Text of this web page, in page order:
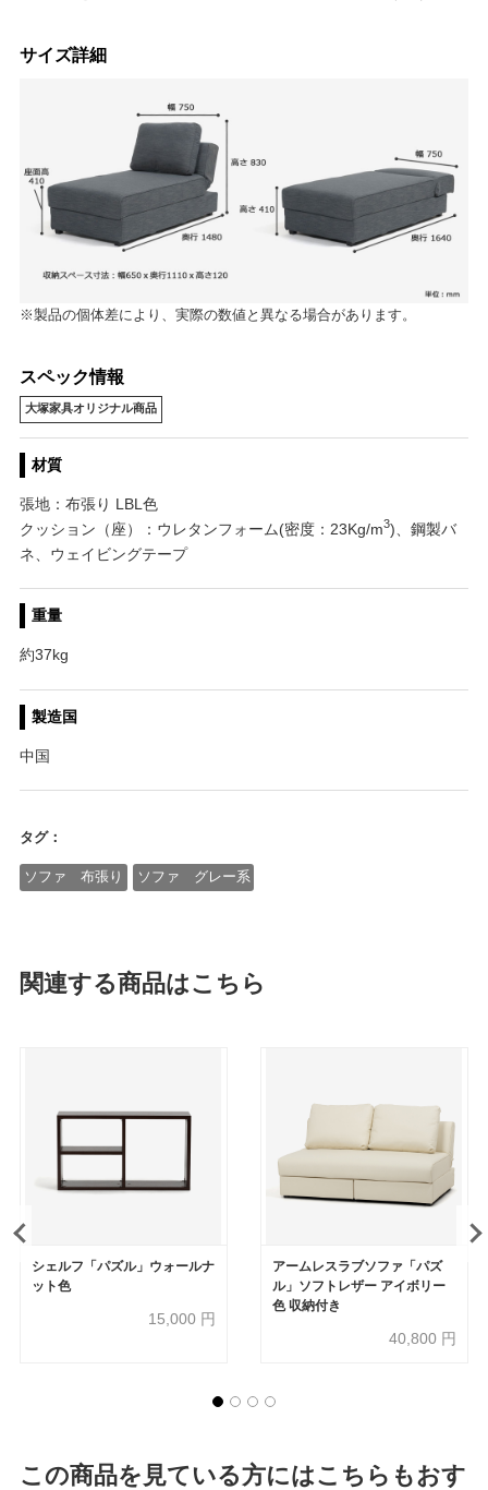
サイズ詳細
※製品の個体差により、実際の数値と異なる場合があります。
スペック情報
大塚家具オリジナル商品
材質
張地：布張り LBL色
クッション（座）：ウレタンフォーム(密度：23Kg/m3)、鋼製バ
ネ、ウェイビングテープ
重量
約37kg
製造国
中国
タグ：
ソファ 布張り ソファ グレー系
関連する商品はこちら
シェルフ「パズル」ウォールナ
ット色
15,000 円
アームレスラブソファ「パズ
ル」ソフトレザー アイボリー
色 収納付き
40,800 円
この商品を見ている方にはこちらもおす